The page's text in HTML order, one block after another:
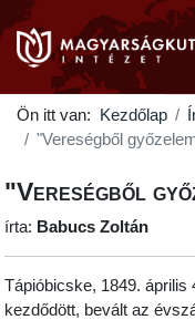
Ön itt van: Kezdőlap
"Vereségből
"Vereségből
írta: Babucs Zoltán
Tápióbicske, 1849. április
kezdődött, bevált az